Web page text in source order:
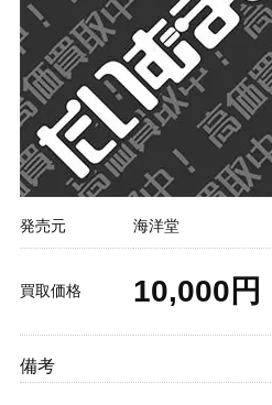
発売元 海洋堂
買取価格 10,000円
備考